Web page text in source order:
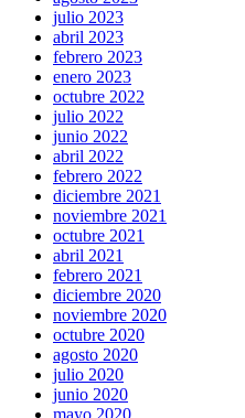
julio 2023
abril 2023
febrero 2023
enero 2023
octubre 2022
julio 2022
junio 2022
abril 2022
febrero 2022
diciembre 2021
noviembre 2021
octubre 2021
abril 2021
febrero 2021
diciembre 2020
noviembre 2020
octubre 2020
agosto 2020
julio 2020
junio 2020
mayo 2020